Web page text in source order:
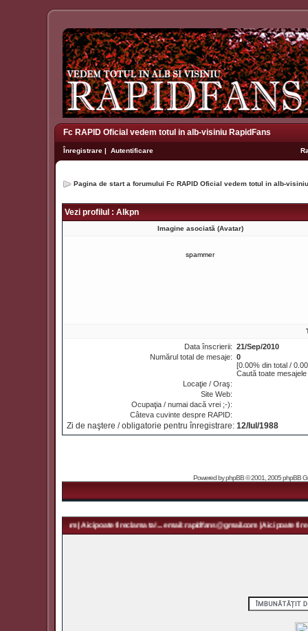
Fc RAPID Oficial vedem totul in alb-visiniu RapidFans
Înregistrare | Autentificare
Pagina de start a forumului Fc RAPID Oficial vedem totul in alb-
Vezi profilul : Alkpn
Imagine asociată (Avatar)
spammer
Data înscrierii: 21/Sep/2010
Numărul total de mesaje: 0
[0.00% din total /
Caută toate mesajele
Locaţie / Oraş:
Site Web:
Ocupaţia / numai dacă vrei ;-):
Câteva cuvinte despre RAPID:
Zi de naştere / obligatorie pentru înregistrare: 12/Iul/1988
Powered byphpBB© 2001, 2005 phpBB
| Aici poate fi reclama ta! ... email: rapidfans@gmail.com | Aici poate fi